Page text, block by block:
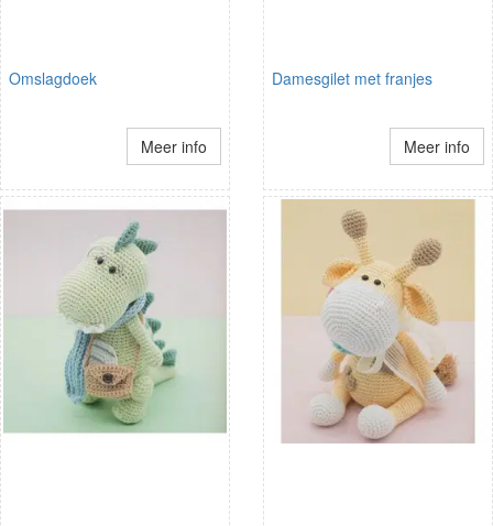
Omslagdoek
Meer info
Damesgilet met franjes
Meer info